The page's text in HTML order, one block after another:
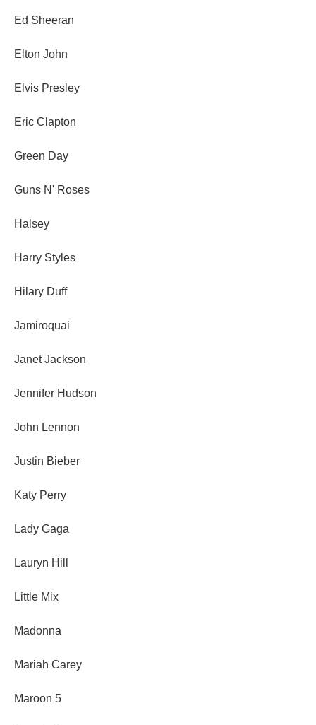
Ed Sheeran
Elton John
Elvis Presley
Eric Clapton
Green Day
Guns N' Roses
Halsey
Harry Styles
Hilary Duff
Jamiroquai
Janet Jackson
Jennifer Hudson
John Lennon
Justin Bieber
Katy Perry
Lady Gaga
Lauryn Hill
Little Mix
Madonna
Mariah Carey
Maroon 5